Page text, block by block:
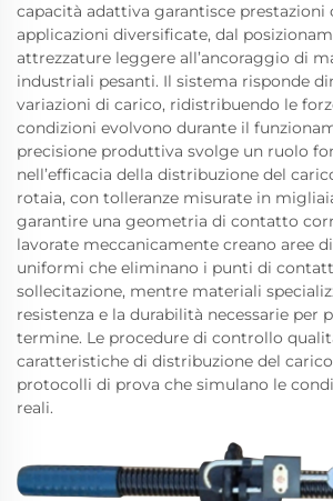
capacità adattiva garantisce prestazioni
applicazioni diversificate, dal
attrezzature leggere all’ancoraggio di
industriali pesanti. Il sistema risponde
variazioni di carico, ridistribuendo le
condizioni evolvono durante il
precisione produttiva svolge un ruolo
nell’efficacia della distribuzione del
rotaia, con tolleranze misurate in
garantire una geometria di contatto
lavorate meccanicamente creano aree
uniformi che eliminano i punti di
sollecitazione, mentre materiali
resistenza e la durabilità necessarie per
termine. Le procedure di controllo
caratteristiche di distribuzione del
protocolli di prova che simulano le
reali.